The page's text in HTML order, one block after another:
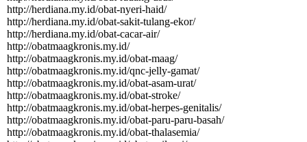
http:­//­herdiana.­my.­id/­obat-­nyeri-­haid/­
http:­//­herdiana.­my.­id/­obat-­sakit-­tulang-­ekor/­
http:­//­herdiana.­my.­id/­obat-­cacar-­air/­
http:­//­obatmaagkronis.­my.­id/­
http:­//­obatmaagkronis.­my.­id/­obat-­maag/­
http:­//­obatmaagkronis.­my.­id/­qnc-­jelly-­gamat/­
http:­//­obatmaagkronis.­my.­id/­obat-­asam-­urat/­
http:­//­obatmaagkronis.­my.­id/­obat-­stroke/­
http:­//­obatmaagkronis.­my.­id/­obat-­herpes-­genitalis/­
http:­//­obatmaagkronis.­my.­id/­obat-­paru-­paru-­basah/­
http:­//­obatmaagkronis.­my.­id/­obat-­thalasemia/­